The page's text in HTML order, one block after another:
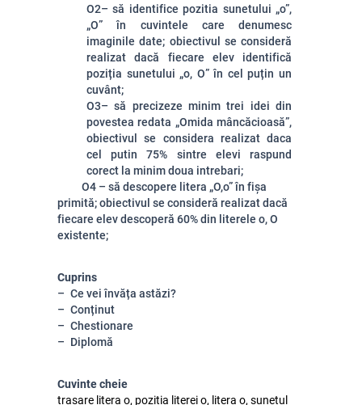
O2– să identifice pozitia sunetului „o”,
„O” în cuvintele care denumesc
imaginile date; obiectivul se consideră
realizat dacă fiecare elev identifică
poziția sunetului „o, O” în cel puțin un
cuvânt;
O3– să precizeze minim trei idei din
povestea redata „Omida mâncăcioasă”,
obiectivul se considera realizat daca
cel putin 75% sintre elevi raspund
corect la minim doua intrebari;
O4 – să descopere litera „O,o” în fișa
primită; obiectivul se consideră realizat dacă
fiecare elev descoperă 60% din literele o, O
existente;
Cuprins
Ce vei învăța astăzi?
Conținut
Chestionare
Diplomă
Cuvinte cheie
trasare litera o, pozitia literei o, litera o, sunetul